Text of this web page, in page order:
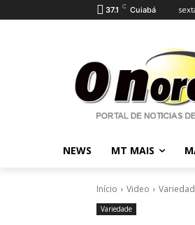
37.1 C Cuiabá
NEWS MT MAIS
Início Video
Variedade